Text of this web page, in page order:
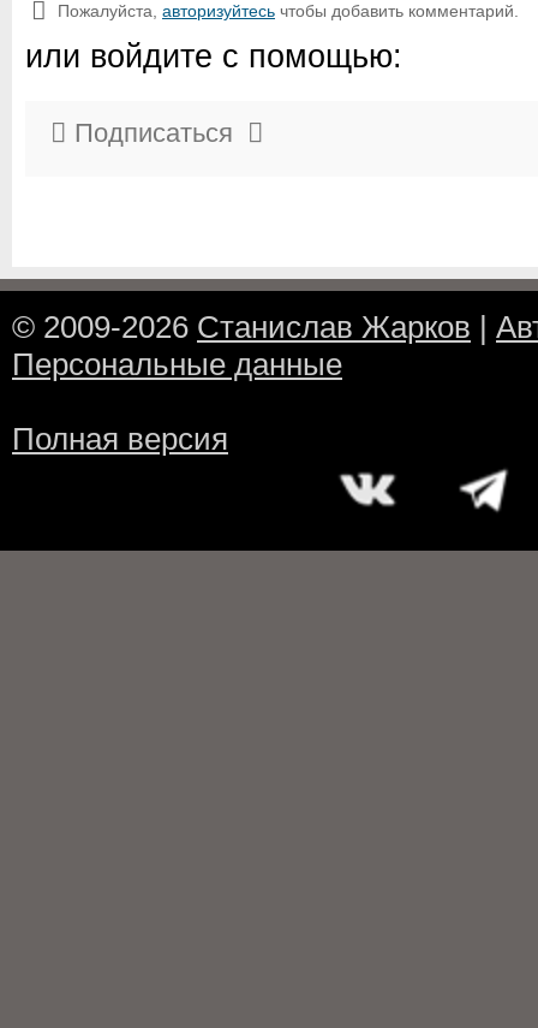
Пожалуйста, авторизуйтесь чтобы добавить комментарий.
или войдите с помощью:
Подписаться
© 2009-2026 Станислав Жарков |
Персональные данные
Полная версия